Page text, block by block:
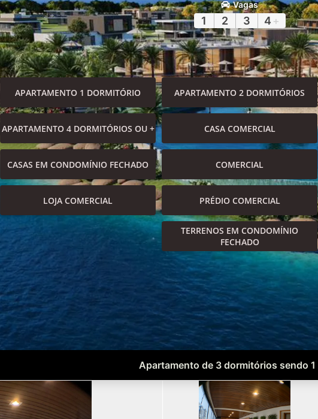
Vagas
1 2 3 4 +
APARTAMENTO 1 DORMITÓRIO APARTAMENTO 2 DORMITÓRIOS
APARTAMENTO 4 DORMITÓRIOS OU + CASA COMERCIAL
CASAS EM CONDOMÍNIO FECHADO COMERCIAL
LOJA COMERCIAL PRÉDIO COMERCIAL
TERRENOS EM CONDOMÍNIO
FECHADO
Apartamento de 3 dormitórios sendo